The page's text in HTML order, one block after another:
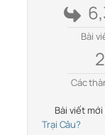
Bài
Các
Bài viết
Trại Câu?